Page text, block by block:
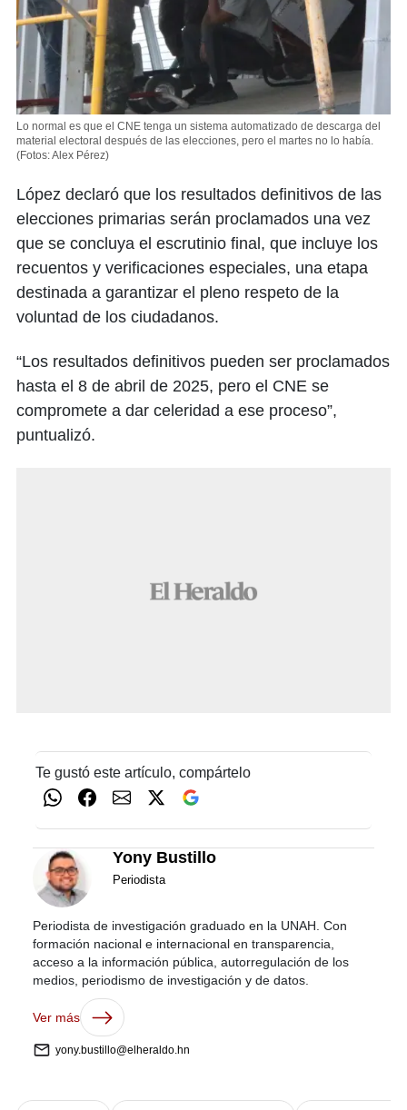
Lo normal es que el CNE tenga un sistema automatizado de descarga del
material electoral después de las elecciones, pero el martes no lo había.
(Fotos: Alex Pérez)
López declaró que los resultados definitivos de las
elecciones primarias serán proclamados una vez
que se concluya el escrutinio final, que incluye los
recuentos y verificaciones especiales, una etapa
destinada a garantizar el pleno respeto de la
voluntad de los ciudadanos.
“Los resultados definitivos pueden ser proclamados
hasta el 8 de abril de 2025, pero el CNE se
compromete a dar celeridad a ese proceso”,
puntualizó.
Te gustó este artículo, compártelo
Yony Bustillo
Periodista
Periodista de investigación graduado en la UNAH. Con
formación nacional e internacional en transparencia,
acceso a la información pública, autorregulación de los
medios, periodismo de investigación y de datos.
Ver más
yony.bustillo@elheraldo.hn